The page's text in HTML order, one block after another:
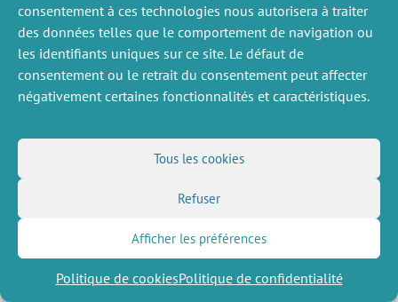
consentement à ces technologies nous autorisera à traiter
des données telles que le comportement de navigation ou
les identifiants uniques sur ce site. Le défaut de
consentement ou le retrait du consentement peut affecter
négativement certaines fonctionnalités et caractéristiques.
Tous les cookies
Refuser
Afficher les préférences
Politique de cookiesPolitique de confidentialité
DIVERS
Offres d’emploi
Job market
NOUS SUIVRE
Flux RSS